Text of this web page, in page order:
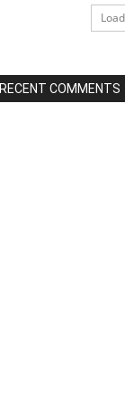
RECENT COMMENTS